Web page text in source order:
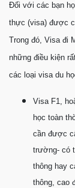
Đối với các bạn
thực (visa) được
Trong đó, Visa đi
những điều kiện
các loại visa du
Visa F1,
học toàn
cần được
trường- có
thông hay
thông, cao